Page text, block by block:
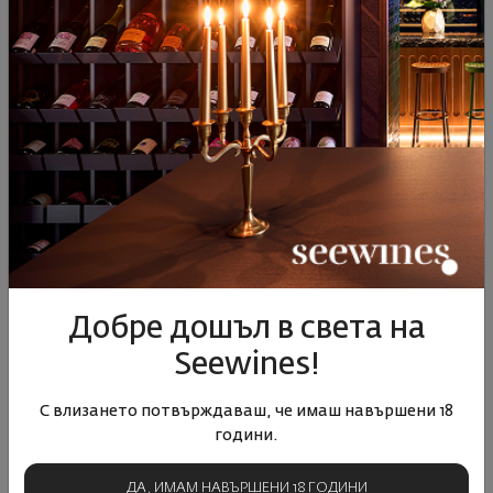
Чиприани Супериоре DOCG
Жулиета
Италия
42
12 85 € 2514 лв.
Просеко Брут
Глера
15 90 лв.
917 € 17 94 лв.
ОПИСАНИЕ НА КАТЕГОРИЯТА
Просеко – лекота, свежест и фин вкус, които превръщат всеки
Просеко е едно от най-обичаните пенливи вина в света – леко,
ароматно и изключително универсално. То е създадено, за да
Добре дошъл в света на
Seewines!
С влизането потвърждаваш, че имаш навършени 18
години.
ДА, ИМАМ НАВЪРШЕНИ 18 ГОДИНИ